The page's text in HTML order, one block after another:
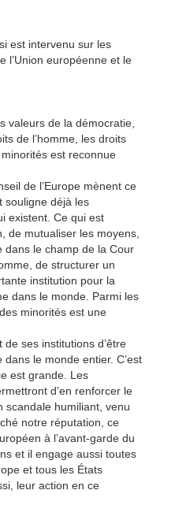
est intervenu sur les
l’Union européenne et le
valeurs de la démocratie,
de l’homme, les droits
est reconnue
de l’Europe mènent ce
souligne déjà les
existent. Ce qui est
de mutualiser les moyens,
dans le champ de la Cour
de structurer un
institution pour la
dans le monde. Parmi les
minorités est une
de ses institutions d’être
le monde entier. C’est
est grande. Les
d’en renforcer le
scandale humiliant, venu
notre réputation, ce
à l’avant-garde du
et il engage aussi toutes
et tous les États
leur action en ce